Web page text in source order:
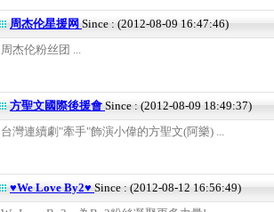
周杰伦星援网 Since : (2012-08-09 16:47:46)
周杰伦粉丝团 ...
方聖文國際後援會 Since : (2012-08-09 18:49:37)
台灣連續劇"牽手"飾演小偉的方聖文(阿樂) ...
♥We Love By2♥ Since : (2012-08-12 16:56:49)